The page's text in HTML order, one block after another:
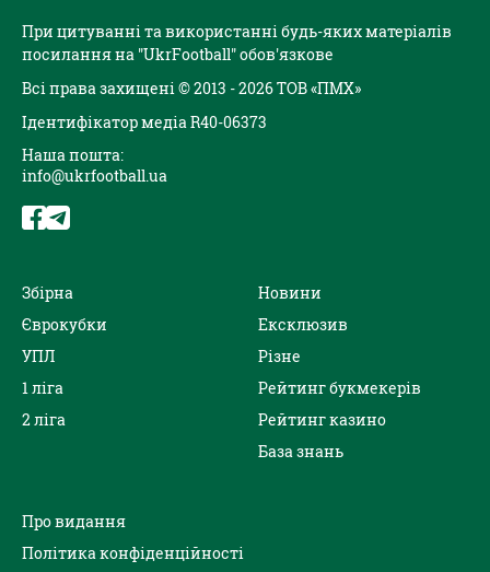
При цитуванні та використанні будь-яких матеріалів
посилання на "UkrFootball" обов'язкове
Всі права захищені © 2013 - 2026 ТОВ «ПМХ»
Ідентифікатор медіа R40-06373
Наша пошта:
info@ukrfootball.ua
Збірна
Єврокубки
УПЛ
1 ліга
2 ліга
Новини
Ексклюзив
Різне
Рейтинг букмекерів
Рейтинг казино
База знань
Про видання
Політика конфіденційності